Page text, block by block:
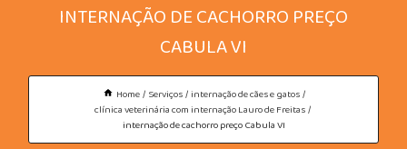
INTERNAÇÃO DE CACHORRO PREÇO
CABULA VI
Home Serviços
internação de cães e gatos
clínica veterinária com internação Lauro de Freitas
internação de cachorro preço Cabula VI